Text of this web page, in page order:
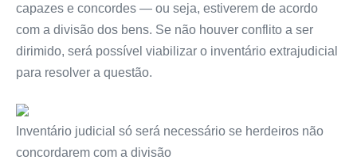
capazes e concordes — ou seja, estiverem de acordo
com a divisão dos bens. Se não houver conflito a ser
dirimido, será possível viabilizar o inventário extrajudicial
para resolver a questão.
Inventário judicial só será necessário se herdeiros não
concordarem com a divisão